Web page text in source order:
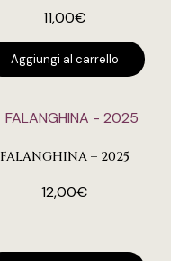
11,00€
Aggiungi al carrello
FALANGHINA – 2025
12,00€